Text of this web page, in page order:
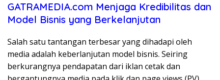
GATRAMEDIA.com Menjaga Kredibilitas dan
Model Bisnis yang Berkelanjutan
Salah satu tantangan terbesar yang dihadapi oleh
media adalah keberlanjutan model bisnis. Seiring
berkurangnya pendapatan dari iklan cetak dan